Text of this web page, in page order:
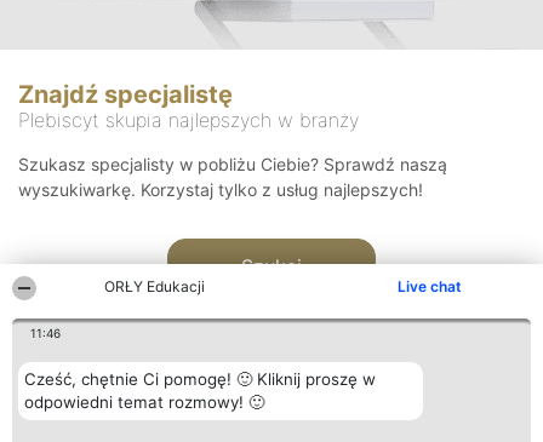
ORŁY Edukacji Live chat
11:46
Cześć, chętnie Ci pomogę! 🙂 Kliknij proszę w
odpowiedni temat rozmowy! 🙂
Znajdź specjalistę
Plebiscyt skupia najlepszych w branży
Szukasz specjalisty w pobliżu Ciebie? Sprawdź naszą
wyszukiwarkę. Korzystaj tylko z usług najlepszych!
Szukaj